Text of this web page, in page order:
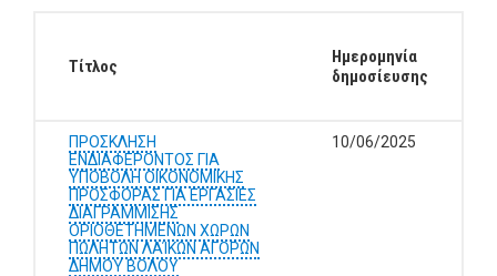
Τίτλος
Ημερομηνία
δημοσίευσης
ΠΡΟΣΚΛΗΣΗ
ΕΝΔΙΑΦΕΡΟΝΤΟΣ ΓΙΑ
ΥΠΟΒΟΛΗ ΟΙΚΟΝΟΜΙΚΗΣ
ΠΡΟΣΦΟΡΑΣ ΓΙΑ ΕΡΓΑΣΙΕΣ
ΔΙΑΓΡΑΜΜΙΣΗΣ
ΟΡΙΟΘΕΤΗΜΕΝΩΝ ΧΩΡΩΝ
ΠΩΛΗΤΩΝ ΛΑΊΚΩΝ ΑΓΟΡΩΝ
ΔΗΜΟΥ ΒΟΛΟΥ
10/06/2025